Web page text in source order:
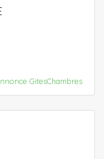
GitesChambres